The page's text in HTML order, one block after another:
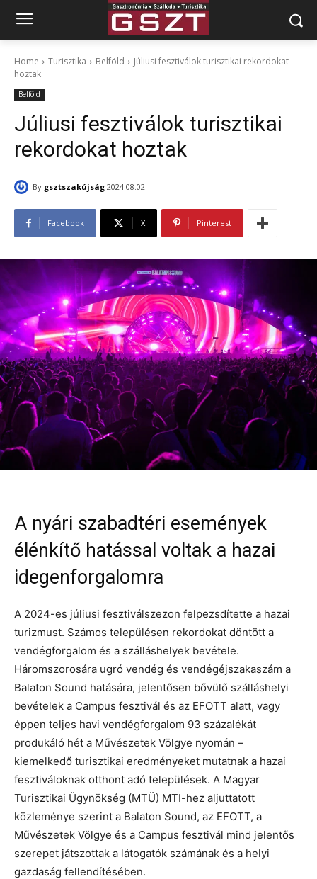
Home Turisztika Belföld
Júliusi fesztiválok turisztikai rekordokat
hoztak
Belföld
Júliusi fesztiválok turisztikai
rekordokat hoztak
By gsztszakújság 2024.08.02.
Facebook X Pinterest
A nyári szabadtéri események
élénkítő hatással voltak a hazai
idegenforgalomra
A 2024-es júliusi fesztiválszezon felpezsdítette a hazai
turizmust. Számos településen rekordokat döntött a
vendégforgalom és a szálláshelyek bevétele.
Háromszorosára ugró vendég és vendégéjszakaszám a
Balaton Sound hatására, jelentősen bővülő szálláshelyi
bevételek a Campus fesztivál és az EFOTT alatt, vagy
éppen teljes havi vendégforgalom 93 százalékát
produkáló hét a Művészetek Völgye nyomán –
kiemelkedő turisztikai eredményeket mutatnak a hazai
fesztiváloknak otthont adó települések. A Magyar
Turisztikai Ügynökség (MTÜ) MTI-hez aljuttatott
közleménye szerint a Balaton Sound, az EFOTT, a
Művészetek Völgye és a Campus fesztivál mind jelentős
szerepet játszottak a látogatók számának és a helyi
gazdaság fellendítésében.